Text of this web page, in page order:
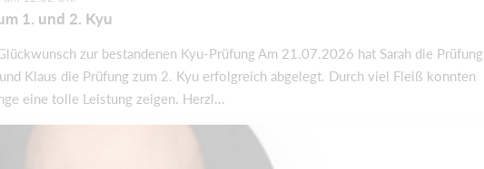
1. und 2. Kyu
zur bestandenen Kyu-Prüfung Am 21.07.2026 hat Sarah die Prüfung
Klaus die Prüfung zum 2. Kyu erfolgreich abgelegt. Durch viel Fleiß konnten
eine tolle Leistung zeigen. Herzl...